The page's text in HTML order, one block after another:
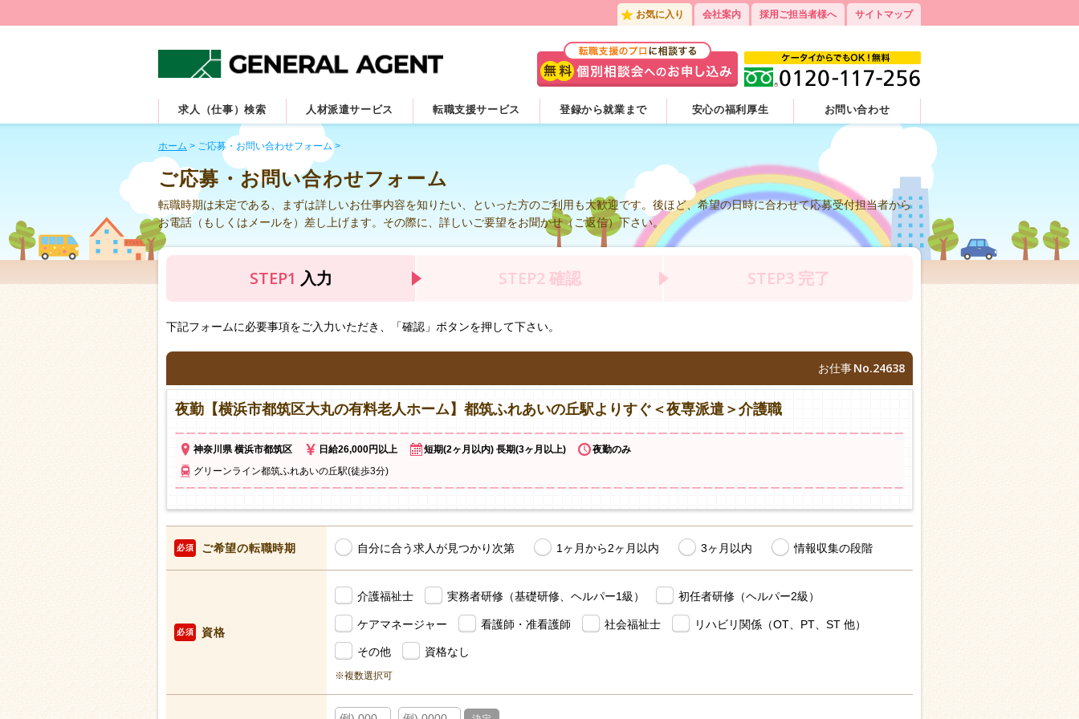
お気に入り 会社案内 採用ご担当者様へ サイトマップ
求人（仕事）検索 人材派遣サービス 転職支援サービス 登録から就業まで 安心の福利厚生 お問い合わせ
ホーム > ご応募・お問い合わせフォーム>
ご応募・お問い合わせフォーム
転職時期は未定である、まずは詳しいお仕事内容を知りたい、といった方のご利用も大歓迎です。後ほど、希望の日時に合わせて応募受付担当者から
お電話（もしくはメールを）差し上げます。その際に、詳しいご要望をお聞かせ（ご返信）下さい。
STEP1 入力 STEP2 確認 STEP3 完了
下記フォームに必要事項をご入力いただき、「確認」ボタンを押して下さい。
お仕事No.24638
夜勤【横浜市都筑区大丸の有料老人ホーム】都筑ふれあいの丘駅よりすぐ＜夜専派遣＞介護職
神奈川県 横浜市都筑区 日給26,000円以上 短期(2ヶ月以内) 長期(3ヶ月以上)
夜勤のみ
グリーンライン都筑ふれあいの丘駅(徒歩3分)
ご希望の転職時期
必須 自分に合う求人が見つかり次第 1ヶ月から2ヶ月以内 3ヶ月以内 情報収集の段階
資格
必須
介護福祉士 実務者研修（基礎研修、ヘルパー1級） 初任者研修（ヘルパー2級）
ケアマネージャー 看護師・准看護師 社会福祉士 リハビリ関係（OT、PT、ST 他）
その他 資格なし
※複数選択可